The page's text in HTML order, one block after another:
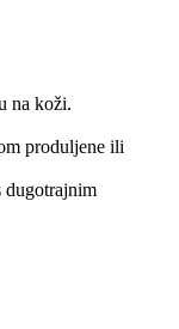
na koži.
produljene ili
dugotrajnim